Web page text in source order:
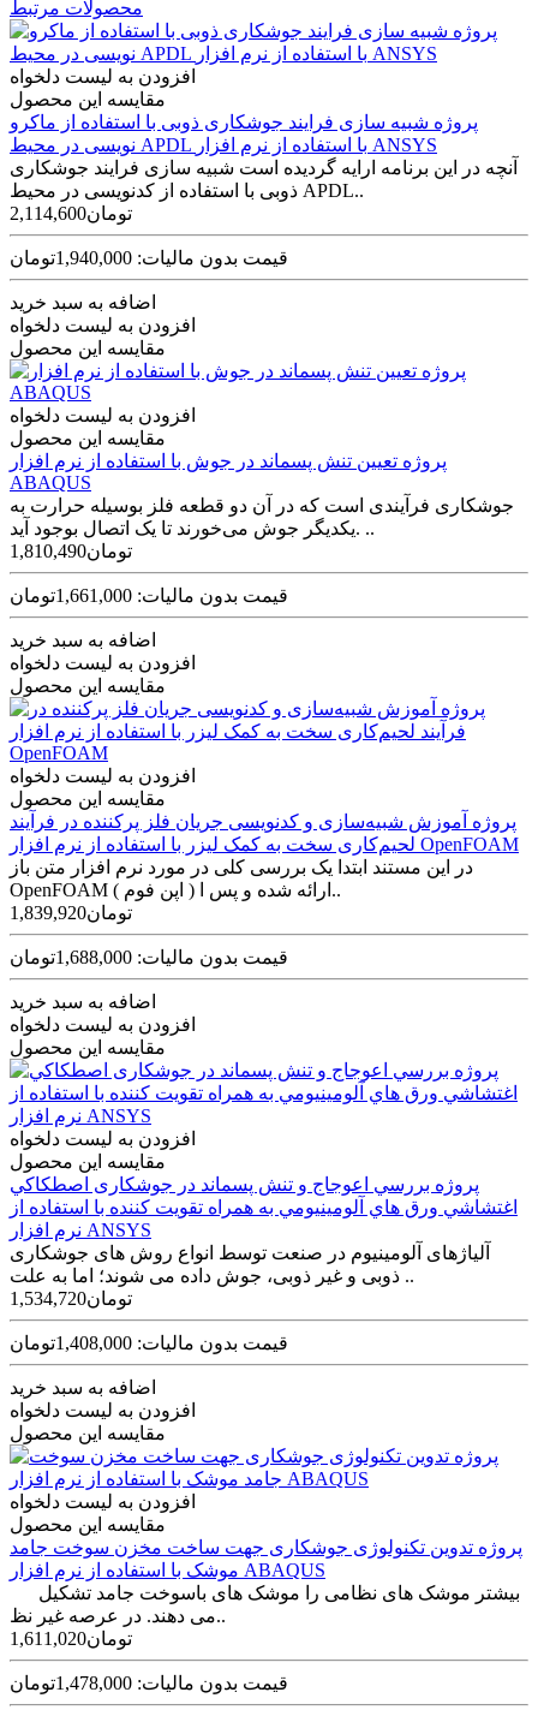
محصولات مرتبط
افزودن به لیست دلخواه
مقایسه این محصول
پروژه شبیه سازی فرایند جوشکاری ذوبی با استفاده از ماکرو
نویسی در محیط APDL با استفاده از نرم افزار ANSYS
آنچه در این برنامه ارایه گردیده است شبیه سازی فرایند جوشکاری
ذوبی با استفاده از کدنویسی در محیط APDL..
2,114,600تومان
قیمت بدون مالیات: 1,940,000تومان
اضافه به سبد خرید
افزودن به لیست دلخواه
مقایسه این محصول
افزودن به لیست دلخواه
مقایسه این محصول
پروژه تعیین تنش پسماند در جوش با استفاده از نرم افزار
ABAQUS
جوشکاری فرآیندی است که در آن دو قطعه فلز بوسیله حرارت به
یکدیگر جوش می‌خورند تا یک اتصال بوجود آید. ..
1,810,490تومان
قیمت بدون مالیات: 1,661,000تومان
اضافه به سبد خرید
افزودن به لیست دلخواه
مقایسه این محصول
افزودن به لیست دلخواه
مقایسه این محصول
پروژه آموزش شبیه‌سازی و کدنویسی جریان فلز پرکننده در فرآیند
لحیم‌کاری سخت به کمک لیزر با استفاده از نرم افزار OpenFOAM
در این مستند ابتدا یک بررسی کلی در مورد نرم افزار متن باز
OpenFOAM ( اپن فوم ) ارائه شده و پس ا..
1,839,920تومان
قیمت بدون مالیات: 1,688,000تومان
اضافه به سبد خرید
افزودن به لیست دلخواه
مقایسه این محصول
افزودن به لیست دلخواه
مقایسه این محصول
پروژه بررسي اعوجاج و تنش­ پسماند در جوشکاری اصطکاکي
اغتشاشي ورق ­هاي آلومينيومي به همراه تقويت ­کننده با استفاده از
نرم افزار ANSYS
آلیاژهای آلومینیوم در صنعت توسط انواع روش های جوشکاری
ذوبی و غیر ذوبی، جوش داده می شوند؛ اما به علت ..
1,534,720تومان
قیمت بدون مالیات: 1,408,000تومان
اضافه به سبد خرید
افزودن به لیست دلخواه
مقایسه این محصول
افزودن به لیست دلخواه
مقایسه این محصول
پروژه تدوین تکنولوژی جوشکاری جهت ساخت مخزن سوخت جامد
موشک با استفاده از نرم افزار ABAQUS
می دهند. در عرصه غیر نظ..
1,611,020تومان
قیمت بدون مالیات: 1,478,000تومان